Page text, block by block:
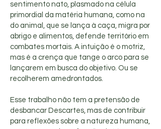
sentimento nato, plasmado na célula
primordial da matéria humana, como na
do animal, que se lança à caça, migra por
abrigo e alimentos, defende território em
combates mortais. A intuição é o motriz,
mas é a crença que tange o arco para se
lançarem em busca do objetivo. Ou se
recolherem amedrontados.
Esse trabalho não tem a pretensão de
desbancar Descartes, mas de contribuir
para reflexões sobre a natureza humana,